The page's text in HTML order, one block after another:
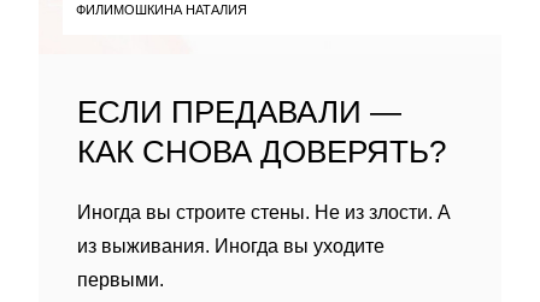
ФИЛИМОШКИНА НАТАЛИЯ
ЕСЛИ ПРЕДАВАЛИ —
КАК СНОВА ДОВЕРЯТЬ?
Иногда вы строите стены. Не из злости. А
из выживания. Иногда вы уходите
первыми.